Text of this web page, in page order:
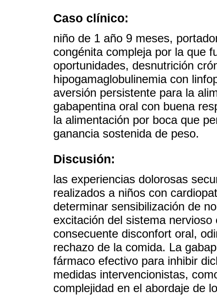
Caso clínico:
niño de 1 año 9 meses,
congénita compleja por la que
oportunidades, desnutrición
hipogamaglobulinemia con
aversión persistente para la
gabapentina oral con buena
la alimentación por boca que
ganancia sostenida de peso.
Discusión:
las experiencias dolorosas
realizados a niños con
determinar sensibilización de
excitación del sistema
consecuente disconfort oral,
rechazo de la comida. La
fármaco efectivo para inhibir
medidas intervencionistas,
complejidad en el abordaje de